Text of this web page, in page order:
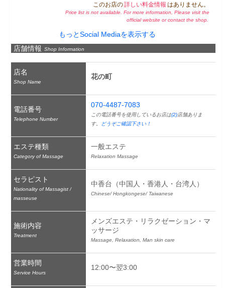
このお店の詳しい料金情報 はありません。
Price list is not available. For more information, Please visit the
official website or contact the shop.
もっとSocial Mediaを表示する
店舗情報 Shop Information
店名
Shop Name
花の町
電話番号
Telephone Number
070-4487-7083
この電話番号を使用しているお店は(2)店舗ありま
す。
どうぞご確認下さい！
エステ種類
Category of Massage
一般エステ
Relaxation Massage
セラピスト
Nationality of Massagist /
masseuse
中香台（中国人・香港人・台湾人）
Chinese/ Hongkongese/ Taiwanese
施術内容
Treatment
メンズエステ・リラクゼーション・マ
ッサージ
Massage, Relaxation, Man skin care
営業時間
Service Hours
12:00〜翌3:00